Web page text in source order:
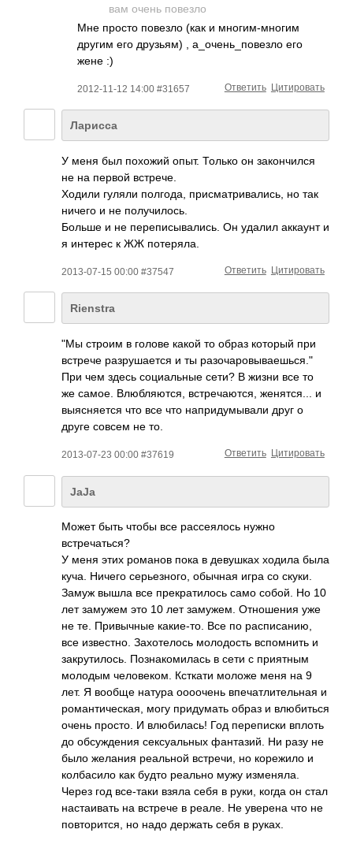
вам очень повезло
Мне просто повезло (как и многим-многим
другим его друзьям) , а_очень_повезло его
жене :)
2012-11-12 14:00 #31657 Цитировать
Ответить
Ларисса
У меня был похожий опыт. Только он закончился
не на первой встрече.
Ходили гуляли полгода, присматривались, но так
ничего и не получилось.
Больше и не переписывались. Он удалил аккаунт и
я интерес к ЖЖ потеряла.
2013-07-15 00:00 #37547 Цитировать
Ответить
Rienstra
"Мы строим в голове какой то образ который при
встрече разрушается и ты разочаровываешьс­­я."
При чем здесь социальные сети? В жизни все то
же самое. Влюбляются, встречаются, женятся... и
выясняется что все что напридумывали друг о
друге совсем не то.
2013-07-23 00:00 #37619 Цитировать
Ответить
JaJa
Может быть чтобы все рассеялось нужно
встречаться?
У меня этих романов пока в девушках ходила была
куча. Ничего серьезного, обычная игра со скуки.
Замуж вышла все прекратилось само собой. Но 10
лет замужем это 10 лет замужем. Отношения уже
не те. Привычные какие-то. Все по расписанию,
все известно. Захотелось молодость вспомнить и
закрутилось. Познакомилась в сети с приятным
молодым человеком. Ксткати моложе меня на 9
лет. Я вообще натура оооочень впечатлительная и
романтическая, могу придумать образ и влюбиться
очень просто. И влюбилась! Год переписки вплоть
до обсуждения сексуальных фантазий. Ни разу не
было желания реальной встречи, но корежило и
колбасило как будто реально мужу изменяла.
Через год все-таки взяла себя в руки, когда он стал
настаивать на встрече в реале. Не уверена что не
повторится, но надо держать себя в руках.